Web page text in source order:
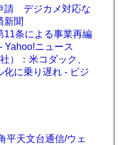
請 デジカメ対応な
聞
11条による事業再編
Yahoo!ニュース
）：米コダック、
に乗り遅れ - ビジ
平天文台通信/ウェ